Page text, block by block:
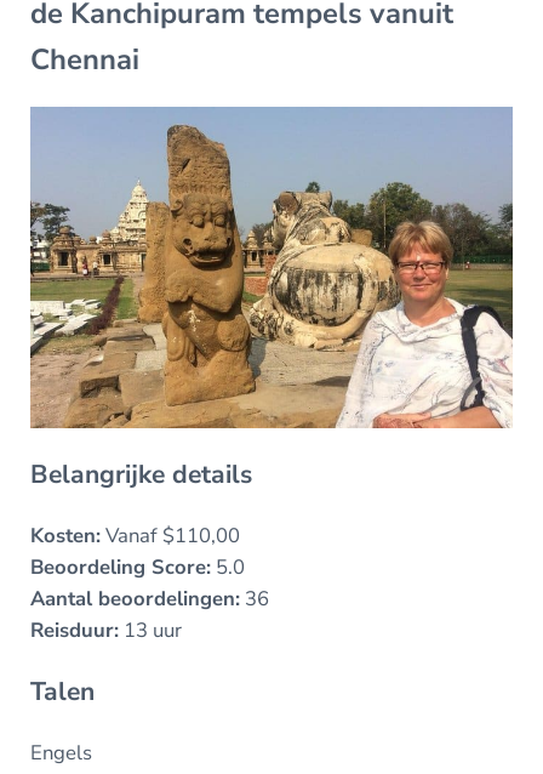
de Kanchipuram tempels vanuit
Chennai
Belangrijke details
Kosten:Vanaf $110,00
Beoordeling Score:5.0
Aantal beoordelingen:36
Reisduur:13 uur
Talen
Engels